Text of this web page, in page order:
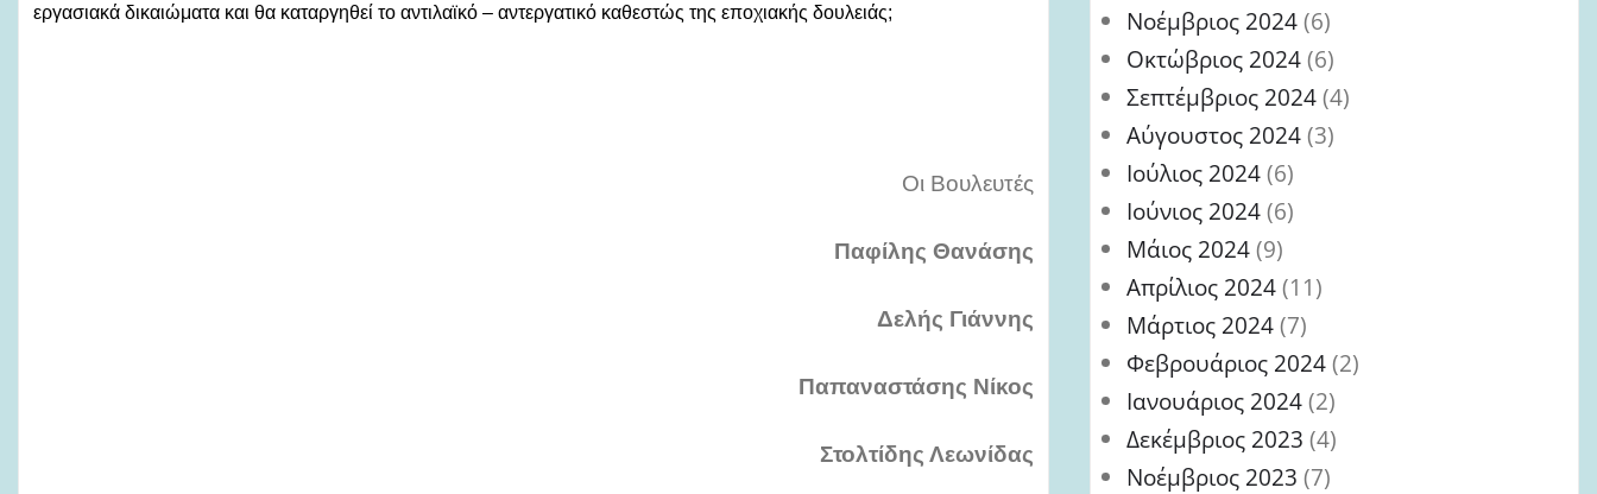
εργασιακά δικαιώματα και θα καταργηθεί το αντιλαϊκό – αντεργατικό καθεστώς της εποχιακής δουλειάς;
Οι Βουλευτές
Παφίλης Θανάσης
Δελής Γιάννης
Παπαναστάσης Νίκος
Στολτίδης Λεωνίδας
Νοέμβριος 2024(6)
Οκτώβριος 2024(6)
Σεπτέμβριος 2024(4)
Αύγουστος 2024(3)
Ιούλιος 2024(6)
Ιούνιος 2024(6)
Μάιος 2024(9)
Απρίλιος 2024(11)
Μάρτιος 2024(7)
Φεβρουάριος 2024(2)
Ιανουάριος 2024(2)
Δεκέμβριος 2023 (4)
Νοέμβριος 2023 (7)